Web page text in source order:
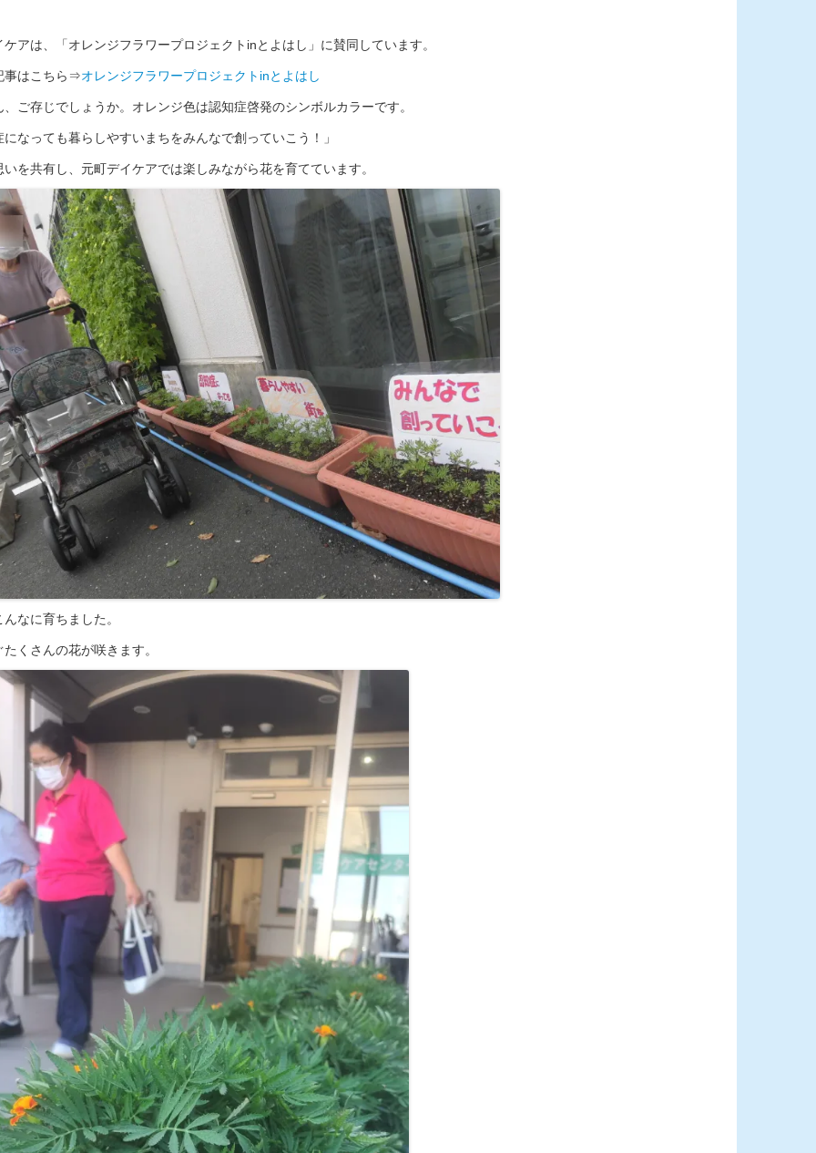
ケアは、「オレンジフラワープロジェクトinとよはし」に賛同しています。
事はこちら⇒オレンジフラワープロジェクトinとよはし
、ご存じでしょうか。オレンジ色は認知症啓発のシンボルカラーです。
になっても暮らしやすいまちをみんなで創っていこう！」
いを共有し、元町デイケアでは楽しみながら花を育てています。
なに育ちました。
くさんの花が咲きます。